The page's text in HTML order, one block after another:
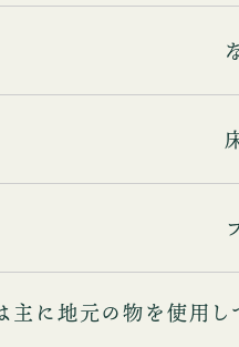
に地元の物を使用し